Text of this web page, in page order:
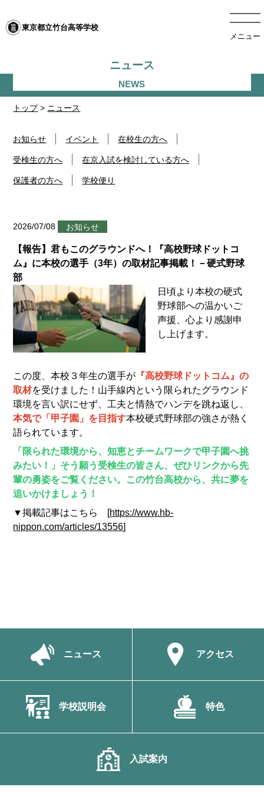
東京都立竹台高等学校
メニュー
トップ> ニュース
ニュース
お知らせ イベント 在校生の方へ
受検生の方へ 在京入試を検討している方へ
保護者の方へ 学校便り
2026/07/08 お知らせ
【報告】君もこのグラウンドへ！『高校野球ドットコ
ム』に本校の選手（3年）の取材記事掲載！－硬式野球
部
日頃より本校の硬式
野球部への温かいご
声援、心より感謝申
し上げます。
この度、本校３年生の選手が 『高校野球ドットコム』の
取材を受けました！山手線内という限られたグラウンド
環境を言い訳にせず、工夫と情熱でハンデを跳ね返し、
本気で「甲子園」を目指す本校硬式野球部の強さが熱く
語られています。
「限られた環境から、知恵とチームワークで甲子園へ挑
みたい！」そう願う受検生の皆さん、ぜひリンクから先
輩の勇姿をご覧ください。この竹台高校から、共に夢を
追いかけましょう！
▼掲載記事はこちら [https://www.hb-
nippon.com/articles/13556]
ニュース アクセス
学校説明会 特色
入試案内